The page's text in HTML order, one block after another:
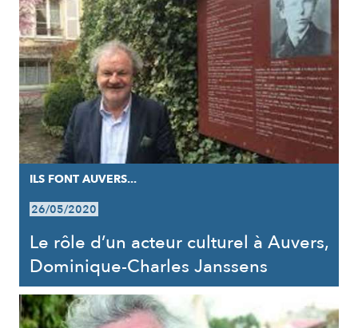
ILS FONT AUVERS...
26/05/2020
Le rôle d’un acteur culturel à Auvers,
Dominique-Charles Janssens